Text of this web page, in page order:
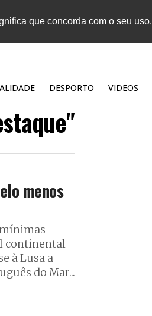
que concorda com o seu uso.
DESPORTO VIDEOS
menos
continental
à Lusa a
do Mar...